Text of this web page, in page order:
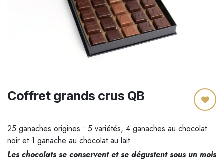
Coffret grands crus QB
25 ganaches origines : 5 variétés, 4 ganaches au chocolat
noir et 1 ganache au chocolat au lait
Les chocolats se conservent et se dégustent sous un mois